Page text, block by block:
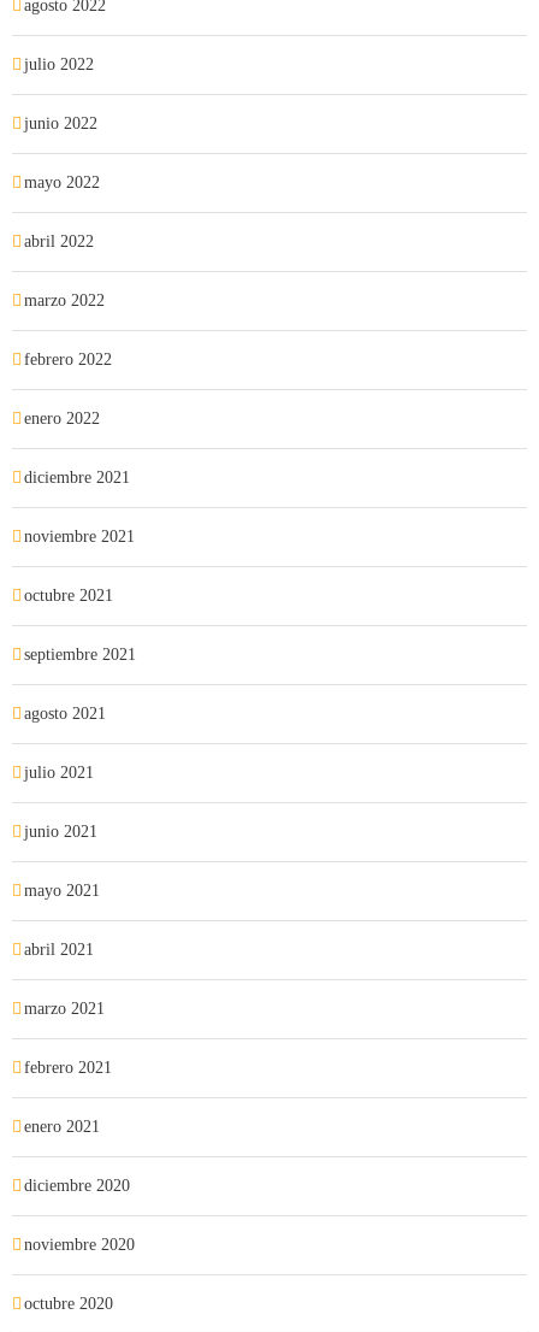
agosto 2022
julio 2022
junio 2022
mayo 2022
abril 2022
marzo 2022
febrero 2022
enero 2022
diciembre 2021
noviembre 2021
octubre 2021
septiembre 2021
agosto 2021
julio 2021
junio 2021
mayo 2021
abril 2021
marzo 2021
febrero 2021
enero 2021
diciembre 2020
noviembre 2020
octubre 2020